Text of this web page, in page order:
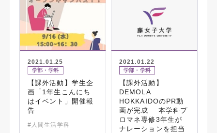
2021.01.25
学部・学科
【課外活動】学生企
画「1年生こんにち
はイベント」開催報
告
#人間生活学科
2021.01.22
学部・学科
【課外活動】
DEMOLA
HOKKAIDOのPR動
画が完成 本学科プ
ロマネ専修3年生が
ナレーションを担当